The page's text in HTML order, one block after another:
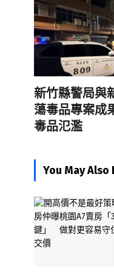
新竹縣警局與
蕩毒品專案
毒品氾濫
You May Also